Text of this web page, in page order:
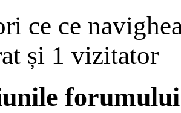
ce ce
și 1 vizitator
forumului